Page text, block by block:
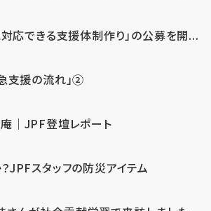
応できる支援体制作り」の公募を開...
支援の流れ」②
庵｜JPF登壇レポート
JPFスタッフの防災アイテム